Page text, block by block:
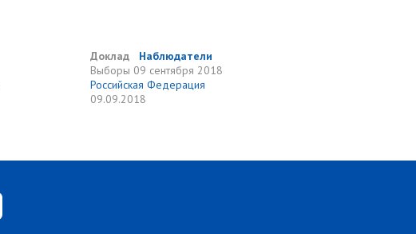
Доклад
Наблюдатели
Выборы 09 сентября 2018
Российская Федерация
09.09.2018